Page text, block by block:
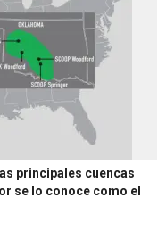
principales cuencas
se lo conoce como el